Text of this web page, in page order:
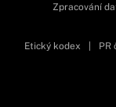
Zpracování
Etický kodex PR